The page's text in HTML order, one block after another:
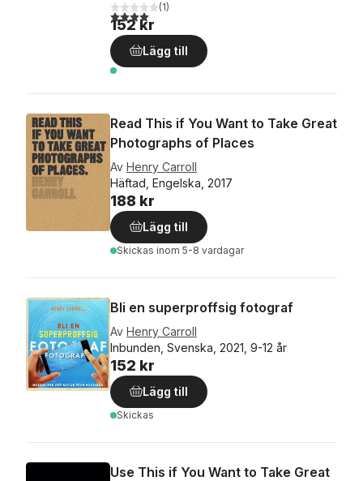
4,0utav 5 stjärnor. Totalt antal röster:
(1)
152 kr
Lägg till
Read This if You Want to Take Great
Photographs of Places
Av Henry Carroll
Häftad, Engelska, 2017
188 kr
Lägg till
Skickas inom 5-8 vardagar
Bli en superproffsig fotograf
Av Henry Carroll
Inbunden, Svenska, 2021, 9-12 år
152 kr
Lägg till
Skickas
Use This if You Want to Take Great